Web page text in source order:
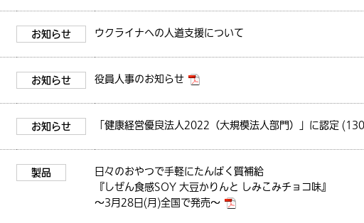
お知らせ ウクライナへの人道支援について
お知らせ 役員人事のお知らせ
お知らせ 「健康経営優良法人2022（大規模法人部門）」に認定
製品
日々のおやつで手軽にたんぱく質補給
『しぜん食感SOY 大豆かりんと しみこみチョコ味』
～3月28日(月)全国で発売～